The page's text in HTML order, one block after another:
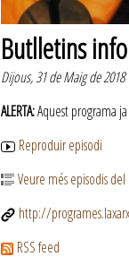
Butlletins
Dijous, 31 de Maig de 2018
ALERTA:Aquest programa
Reproduir episodi
Veure més episodis
http://
RSS feed